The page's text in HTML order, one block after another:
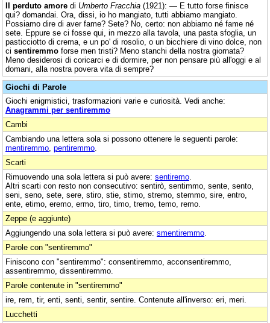
Il perduto amore di Umberto Fracchia (1921): — E tutto forse finisce
qui? domandai. Ora, dissi, io ho mangiato, tutti abbiamo mangiato.
Possiamo dire di aver fame? Sete? No, certo: non abbiamo né fame né
sete. Eppure se ci fosse qui, in mezzo alla tavola, una pasta sfoglia, un
pasticciotto di crema, e un po' di rosolio, o un bicchiere di vino dolce, non
ci sentiremmo forse men tristi? Meno stanchi della nostra giornata?
Meno desiderosi di coricarci e di dormire, per non pensare più all'oggi e al
domani, alla nostra povera vita di sempre?
Giochi di Parole
Giochi enigmistici, trasformazioni varie e curiosità. Vedi anche:
Anagrammi per sentiremmo
Cambi
Cambiando una lettera sola si possono ottenere le seguenti parole:
mentiremmo pentiremmo
Scarti
Rimuovendo una sola lettera si può avere: sentiremo
Altri scarti con resto non consecutivo: sentirò, sentimmo, sente, sento,
seni, seno, sete, sere, stiro, stie, stimo, stremo, stemmo, sire, entro,
ente, etimo, eremo, ermo, tiro, timo, tremo, temo, remo.
Zeppe (e aggiunte)
Aggiungendo una sola lettera si può avere: smentiremmo
Parole con "sentiremmo"
Finiscono con "sentiremmo": consentiremmo, acconsentiremmo,
assentiremmo, dissentiremmo.
Parole contenute in "sentiremmo"
ire, rem, tir, enti, senti, sentir, sentire. Contenute all'inverso: eri, meri.
Lucchetti